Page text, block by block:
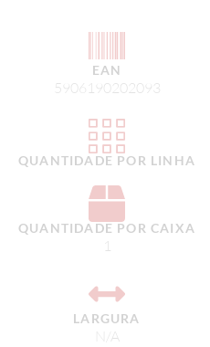
EAN
5906190202093
QUANTIDADE POR LINHA
QUANTIDADE POR CAIXA
1
LARGURA
N/A